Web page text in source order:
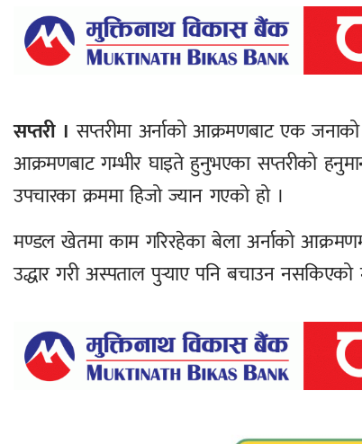
सप्तरी । सप्तरीमा अर्नाको आक्रमणबाट एक
आक्रमणबाट गम्भीर घाइते हुनुभएका सप्तरीको
उपचारका क्रममा हिजो ज्यान गएको हो ।
मण्डल खेतमा काम गरिरहेका बेला अर्नाको
उद्धार गरी अस्पताल पुर्‍याए पनि बचाउन